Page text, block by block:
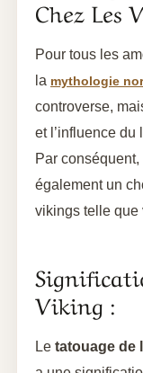
Chez Les
Pour tous les
la mythologie
controverse,
et l’influence du
Par conséquent,
également un
vikings telle que
Viking :
Le tatouage de